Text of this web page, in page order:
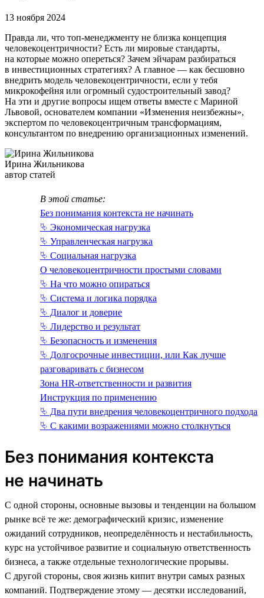
13 ноября 2024
Правда ли, что топ-менеджменту не близка концепция
человекоцентричности? Есть ли мировые стандарты,
на которые можно опереться? Зачем эйчарам разбираться
в инвестиционных стратегиях? А главное — как бесшовно
внедрить модель человекоцентричности, если у тебя
микрокофейня или огромный судостроительный завод?
На эти и другие вопросы ищем ответы вместе с Мариной
Львовой, основателем компании «Изменения неизбежны»,
экспертом по человекоцентричным трансформациям,
консультантом по внедрению организационных изменений.
Ирина Жильникова
автор статей
В этой статье:
Без понимания контекста не начинать
⮱ Экономическая нагрузка
⮱ Управленческая нагрузка
⮱ Социальная нагрузка
О человекоцентричности простыми словами
⮱ На что можно опираться
⮱ Система и логика порядка
⮱ Диалог и доверие
⮱ Лидерство и результат
⮱ Безопасность и изменения
⮱ Долгосрочные инвестиции, или Как лучше
разговаривать с бизнесом
Зона HR-ответственности и развития
Инструкция по применению
⮱ Два пути внедрения человекоцентричного подхода
⮱ С какими возражениями можно столкнуться
Без понимания контекста
не начинать
С одной стороны, основные вызовы и тенденции на большом
рынке всё те же: демографический кризис, изменение
ожиданий сотрудников, неопределённость и нестабильность,
курс на устойчивое развитие и социальную ответственность
бизнеса, а также отдельные технологические прорывы.
С другой стороны, своя жизнь кипит внутри самых разных
компаний. Подтверждение этому — десятки исследований,